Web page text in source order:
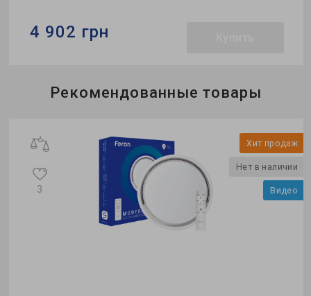
4 902 грн
Бренд:Ardero
потолочная люстра
Рекомендованные товары
Хит продаж
Нет в наличии
Видео
3